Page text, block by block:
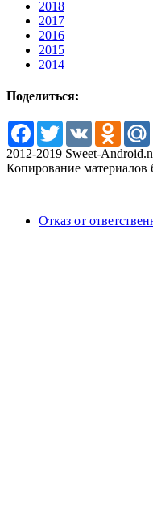
2018
2017
2016
2015
2014
Поделиться:
Facebook
TwitterVK
2012-2019 Sweet-
Копирование материалов
Отказ от